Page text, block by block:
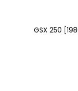
GSX 250